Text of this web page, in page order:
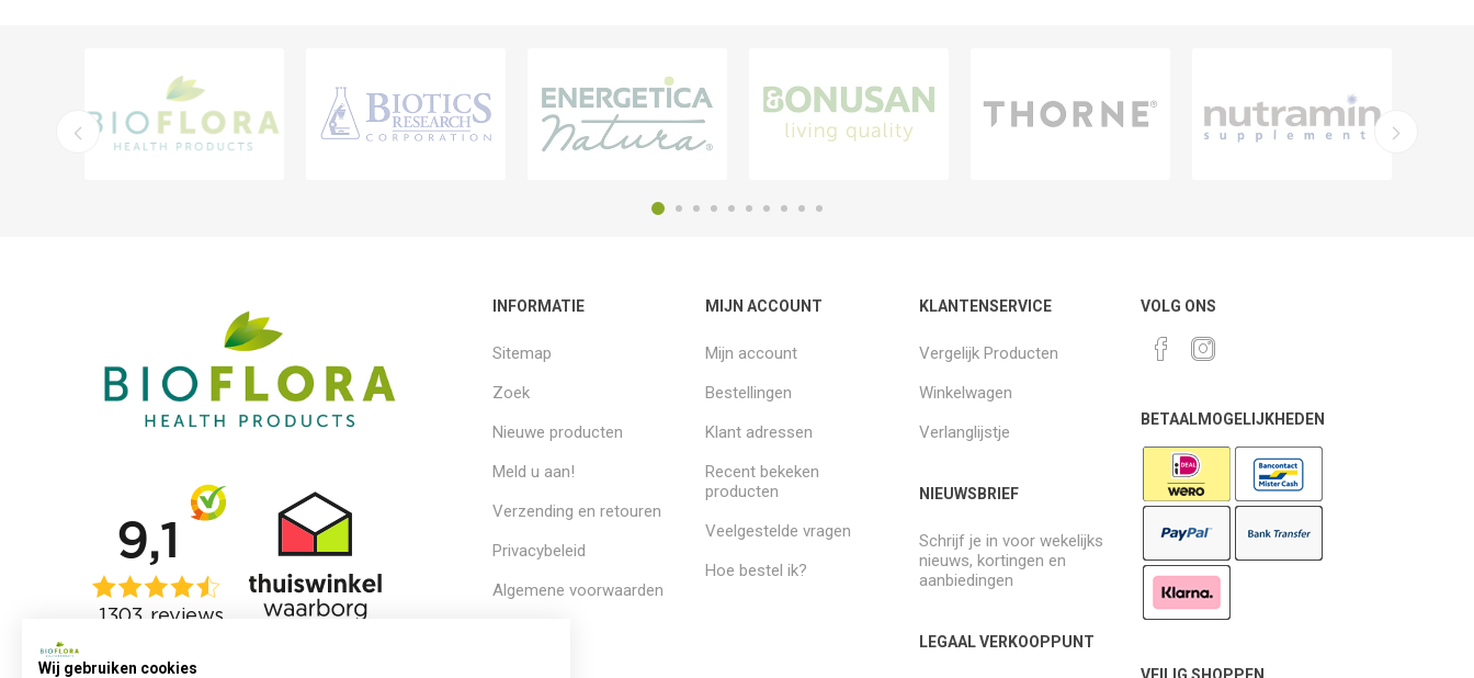
INFORMATIE
Sitemap
Zoek
Nieuwe producten
Meld u aan!
Verzending en retouren
Privacybeleid
Algemene voorwaarden
MIJN ACCOUNT
Mijn account
Bestellingen
Klant adressen
Recent bekeken
producten
Veelgestelde vragen
Hoe bestel ik?
KLANTENSERVICE
Vergelijk Producten
Winkelwagen
Verlanglijstje
NIEUWSBRIEF
Schrijf je in voor wekelijks
nieuws, kortingen en
aanbiedingen
LEGAAL VERKOOPPUNT
VOLG ONS
BETAALMOGELIJKHEDEN
Wij gebruiken cookies